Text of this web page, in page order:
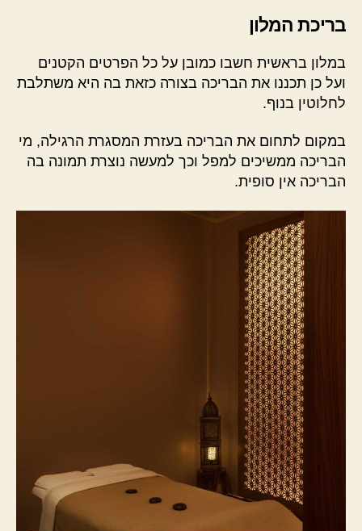
בריכת המלון
במלון בראשית חשבו כמובן על כל הפרטים הקטנים
ועל כן תכננו את הבריכה בצורה כזאת בה היא משתלבת
לחלוטין בנוף.
במקום לתחום את הבריכה בעזרת המסגרת הרגילה, מי
הבריכה ממשיכים למפל וכך למעשה נוצרת תמונה בה
הבריכה אין סופית.